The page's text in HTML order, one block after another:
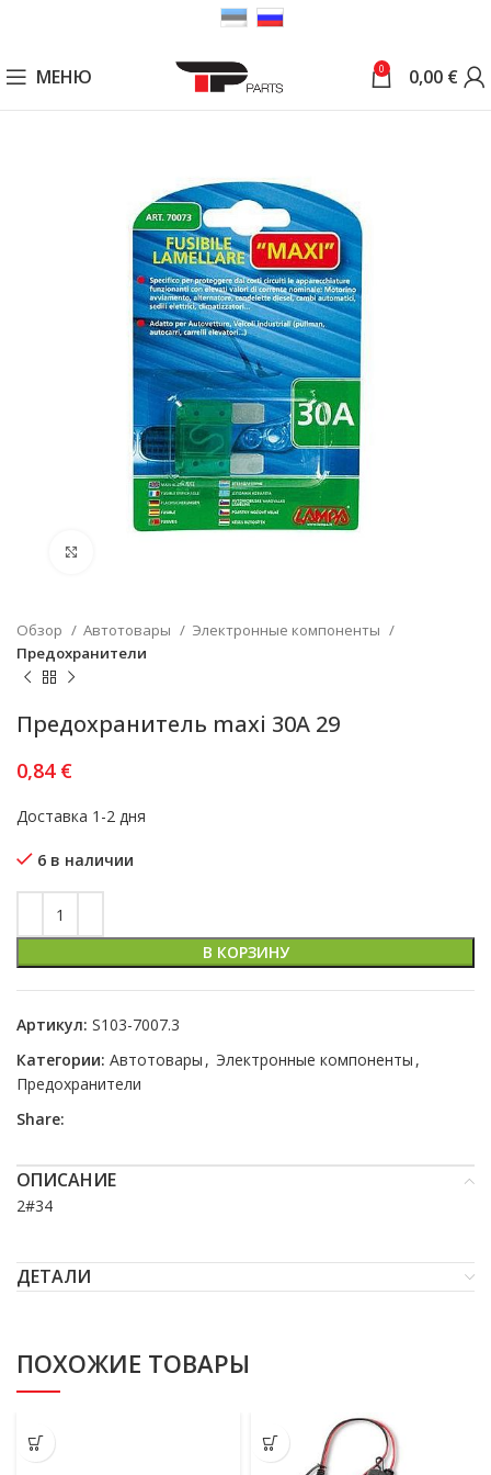
МЕНЮ 0 0,00 €
Обзор Автотовары
Электронные компоненты
Предохранители
Предохранитель maxi 30A 29
0,84 €
Доставка 1-2 дня
6 в наличии
В КОРЗИНУ
Артикул: S103-7007.3
Категории: Автотовары , Электронные компоненты ,
Предохранители
Share:
ОПИСАНИЕ
2#34
ДЕТАЛИ
ПОХОЖИЕ ТОВАРЫ